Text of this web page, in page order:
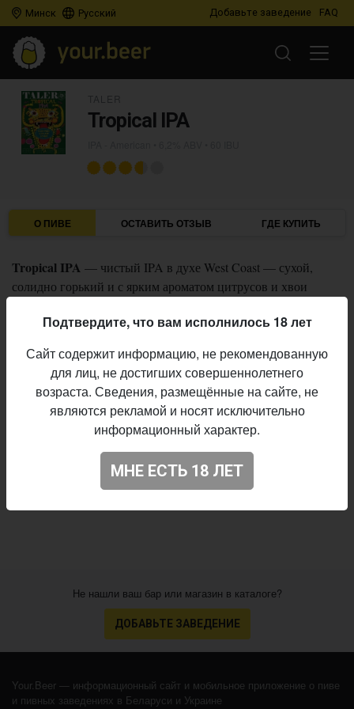
Минск Русский Добавьте заведение FAQ
Tropical IPA
О ПИВЕ ОСТАВИТЬ ОТЗЫВ ГДЕ КУПИТЬ
Tropical IPA — чистый IPA в духе West Coast — сухой,
солидно горький и с ярким ароматом цитрусов и хвои
и El Dorado.
Пивоварня:
Taler
IPA - American
Алкоголь:
6,2%
Горечь:
60 IBU
Amarillo, Centennial, Cascade, El Dorado
29.04.2020
Не нашли ваш бар или магазин в каталоге?
ДОБАВЬТЕ ЗАВЕДЕНИЕ
Your.Beer — информационный сайт и мобильное приложение о пиве
и пивных заведениях в Беларуси и Украине
Подтвердите, что вам исполнилось 18 лет
Сайт содержит информацию, не рекомендованную
для лиц, не достигших совершеннолетнего
возраста. Сведения, размещённые на сайте, не
являются рекламой и носят исключительно
информационный характер.
МНЕ ЕСТЬ 18 ЛЕТ